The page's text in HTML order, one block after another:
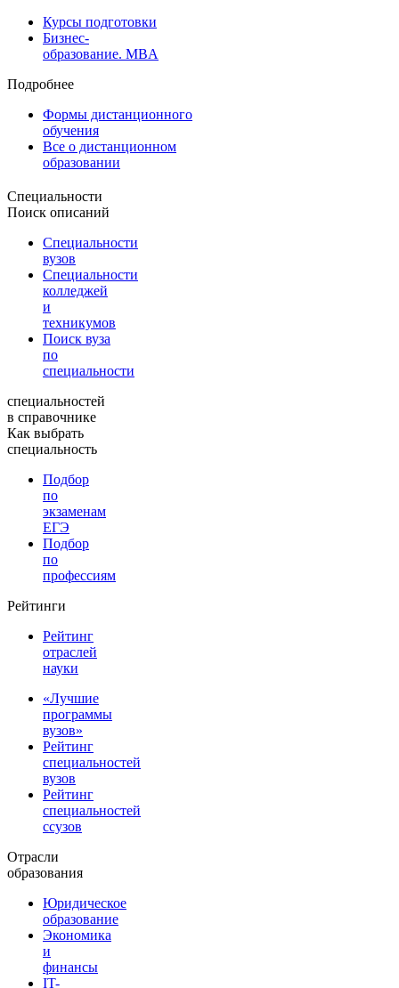
Курсы подготовки
Бизнес-
образование. MBA
Подробнее
Формы дистанционного
обучения
Все о дистанционном
образовании
Специальности
Поиск описаний
Специальности
вузов
Специальности
колледжей
и
техникумов
Поиск вуза
по
специальности
специальностей
в справочнике
Как выбрать
специальность
Подбор
по
экзаменам
ЕГЭ
Подбор
по
профессиям
Рейтинги
Рейтинг
отраслей
науки
«Лучшие
программы
вузов»
Рейтинг
специальностей
вузов
Рейтинг
специальностей
ссузов
Отрасли
образования
Юридическое
образование
Экономика
и
финансы
IT-